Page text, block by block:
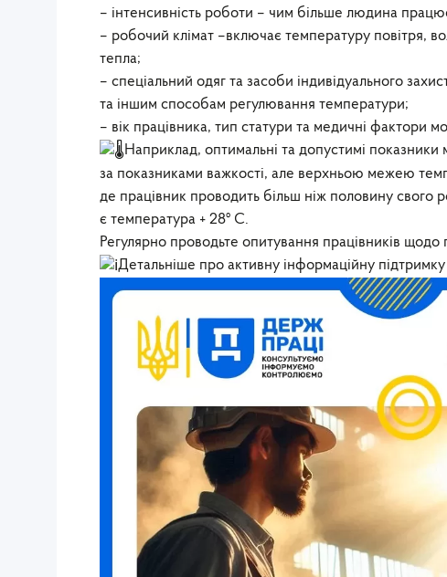
– інтенсивність роботи – чим більше людина
– робочий клімат –включає температуру повітря,
тепла;
– спеціальний одяг та засоби індивідуального
та іншим способам регулювання температури;
– вік працівника, тип статури та медичні фактори
Наприклад, оптимальні та допустимі показники
за показниками важкості, але верхньою межею
де працівник проводить більш ніж половину
є температура + 28º С.
Регулярно проводьте опитування працівників
Детальніше про активну інформаційну